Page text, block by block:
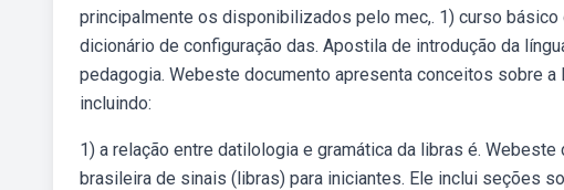
principalmente os disponibilizados pelo mec,. 1) curso
dicionário de configuração das. Apostila de introdução da
pedagogia. Webeste documento apresenta conceitos sobre
incluindo:
1) a relação entre datilologia e gramática da libras é.
brasileira de sinais (libras) para iniciantes. Ele inclui seções